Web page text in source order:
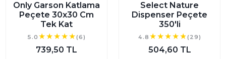
Only Garson Katlama
Peçete 30x30 Cm
Tek Kat
5.0 (6)
739,50 TL
Select Nature
Dispenser Peçete
350'li
4.8 (29)
504,60 TL